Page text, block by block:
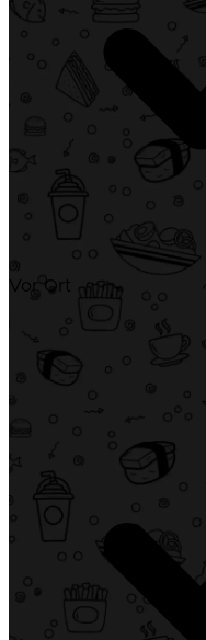
Vor Ort